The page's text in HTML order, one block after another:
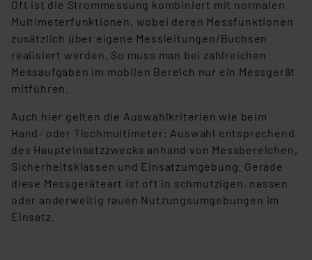
Oft ist die Strommessung kombiniert mit normalen
Multimeterfunktionen, wobei deren Messfunktionen
zusätzlich über eigene Messleitungen/Buchsen
realisiert werden. So muss man bei zahlreichen
Messaufgaben im mobilen Bereich nur ein Messgerät
mitführen.
Auch hier gelten die Auswahlkriterien wie beim
Hand- oder Tischmultimeter: Auswahl entsprechend
des Haupteinsatzzwecks anhand von Messbereichen,
Sicherheitsklassen und Einsatzumgebung. Gerade
diese Messgeräteart ist oft in schmutzigen, nassen
oder anderweitig rauen Nutzungsumgebungen im
Einsatz.